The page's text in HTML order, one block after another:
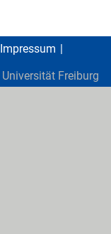
Impressum
Universität Freiburg